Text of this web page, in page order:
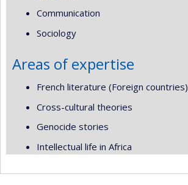
Communication
Sociology
Areas of expertise
French literature (Foreign countries)
Cross-cultural theories
Genocide stories
Intellectual life in Africa